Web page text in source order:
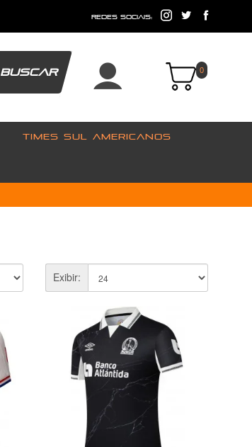
redes sociais:
BUSCAR 0
TIMES SUL AMERICANOS
Exibir: